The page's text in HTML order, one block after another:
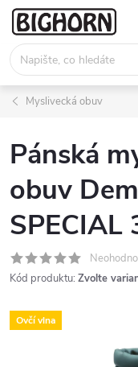
Přejít
obsah
Myslivecká obuv
Pánská
obuv
SPECIAL
Kód produktu: Zvolte
Ovčí vlna